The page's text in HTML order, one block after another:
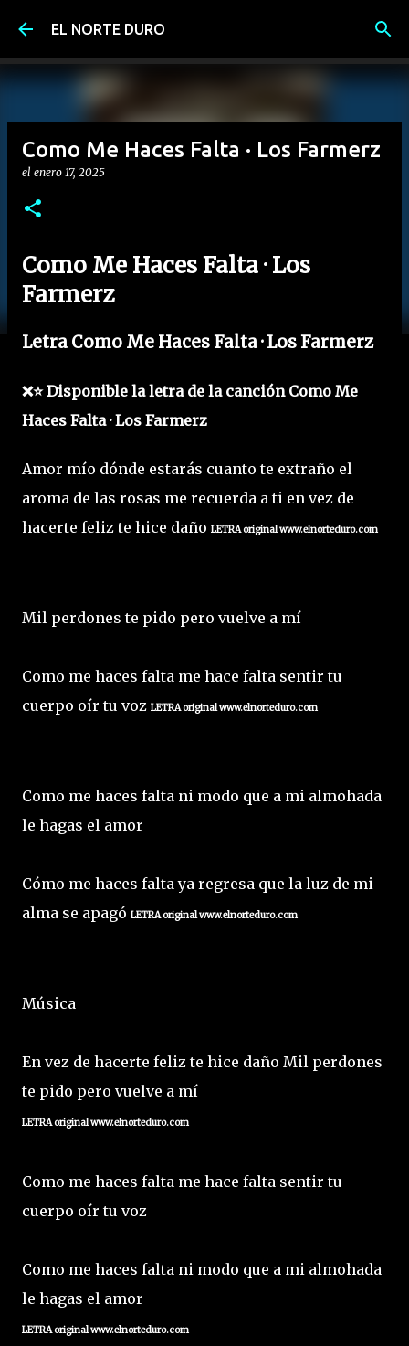
Ir al contenido principal
EL NORTE DURO
Como Me Haces Falta · Los Farmerz
el enero 17, 2025
Como Me Haces Falta · Los
Farmerz
Letra Como Me Haces Falta · Los Farmerz
❌⭐ Disponible la letra de la canción Como Me
Haces Falta · Los Farmerz
Amor mío dónde estarás cuanto te extraño el
aroma de las rosas me recuerda a ti en vez de
hacerte feliz te hice daño LETRA original www.elnorteduro.com
Mil perdones te pido pero vuelve a mí
Como me haces falta me hace falta sentir tu
cuerpo oír tu voz LETRA original www.elnorteduro.com
Como me haces falta ni modo que a mi almohada
le hagas el amor
Cómo me haces falta ya regresa que la luz de mi
alma se apagó LETRA original www.elnorteduro.com
Música
En vez de hacerte feliz te hice daño Mil perdones
te pido pero vuelve a mí
LETRA original www.elnorteduro.com
Como me haces falta me hace falta sentir tu
cuerpo oír tu voz
Como me haces falta ni modo que a mi almohada
le hagas el amor
LETRA original www.elnorteduro.com